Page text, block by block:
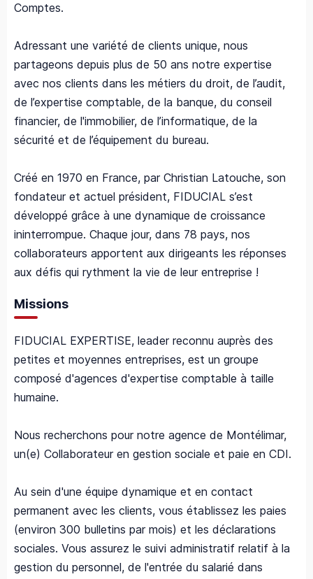
Comptes.
Adressant une variété de clients unique, nous
partageons depuis plus de 50 ans notre expertise
avec nos clients dans les métiers du droit, de l’audit,
de l’expertise comptable, de la banque, du conseil
financier, de l'immobilier, de l’informatique, de la
sécurité et de l’équipement du bureau.
Créé en 1970 en France, par Christian Latouche, son
fondateur et actuel président, FIDUCIAL s’est
développé grâce à une dynamique de croissance
ininterrompue. Chaque jour, dans 78 pays, nos
collaborateurs apportent aux dirigeants les réponses
aux défis qui rythment la vie de leur entreprise !
Missions
FIDUCIAL EXPERTISE, leader reconnu auprès des
petites et moyennes entreprises, est un groupe
composé d'agences d'expertise comptable à taille
humaine.
Nous recherchons pour notre agence de Montélimar,
un(e) Collaborateur en gestion sociale et paie en CDI.
Au sein d'une équipe dynamique et en contact
permanent avec les clients, vous établissez les paies
(environ 300 bulletins par mois) et les déclarations
sociales. Vous assurez le suivi administratif relatif à la
gestion du personnel, de l'entrée du salarié dans